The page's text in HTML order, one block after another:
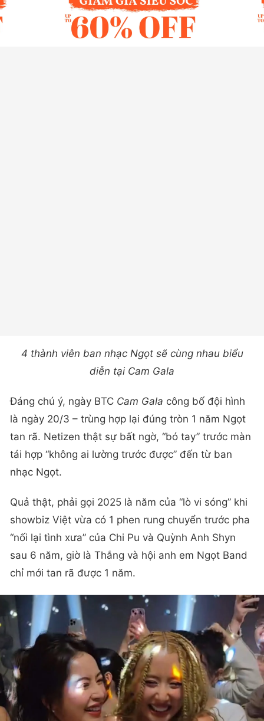
4 thành viên ban nhạc Ngọt sẽ cùng nhau biểu
diễn tại Cam Gala
Đáng chú ý, ngày BTC Cam Gala công bố đội hình
là ngày 20/3 – trùng hợp lại đúng tròn 1 năm Ngọt
tan rã. Netizen thật sự bất ngờ, “bó tay” trước màn
tái hợp “không ai lường trước được” đến từ ban
nhạc Ngọt.
Quả thật, phải gọi 2025 là năm của “lò vi sóng” khi
showbiz Việt vừa có 1 phen rung chuyển trước pha
“nối lại tình xưa” của Chi Pu và Quỳnh Anh Shyn
sau 6 năm, giờ là Thắng và hội anh em Ngọt Band
chỉ mới tan rã được 1 năm.